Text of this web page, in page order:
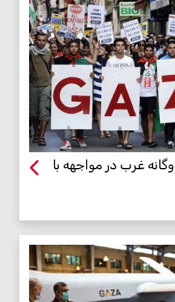
غرب در مواجهه با